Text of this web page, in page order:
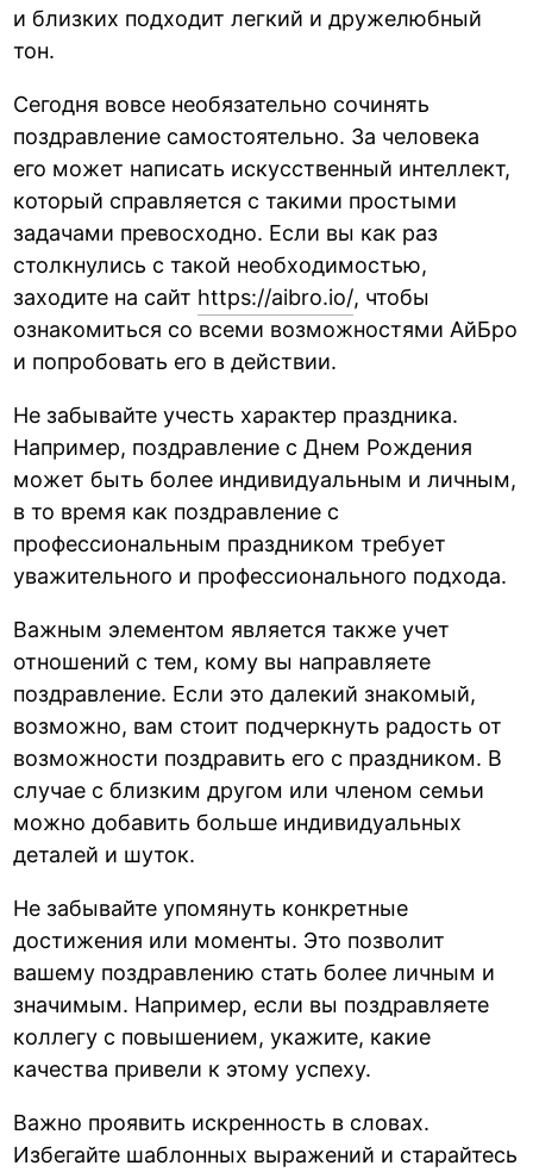
и близких подходит легкий и дружелюбный
тон.
Сегодня вовсе необязательно сочинять
поздравление самостоятельно. За человека
его может написать искусственный интеллект,
который справляется с такими простыми
задачами превосходно. Если вы как раз
столкнулись с такой необходимостью,
заходите на сайт https://aibro.io/, чтобы
ознакомиться со всеми возможностями АйБро
и попробовать его в действии.
Не забывайте учесть характер праздника.
Например, поздравление с Днем Рождения
может быть более индивидуальным и личным,
в то время как поздравление с
профессиональным праздником требует
уважительного и профессионального подхода.
Важным элементом является также учет
отношений с тем, кому вы направляете
поздравление. Если это далекий знакомый,
возможно, вам стоит подчеркнуть радость от
возможности поздравить его с праздником. В
случае с близким другом или членом семьи
можно добавить больше индивидуальных
деталей и шуток.
Не забывайте упомянуть конкретные
достижения или моменты. Это позволит
вашему поздравлению стать более личным и
значимым. Например, если вы поздравляете
коллегу с повышением, укажите, какие
качества привели к этому успеху.
Важно проявить искренность в словах.
Избегайте шаблонных выражений и старайтесь